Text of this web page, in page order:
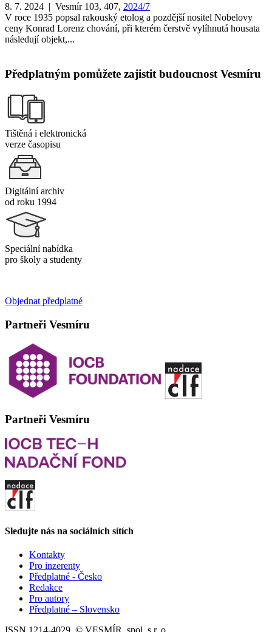
8. 7. 2024 | Vesmír 103, 407, 2024/7
V roce 1935 popsal rakouský etolog a pozdější nositel Nobelovy
ceny Konrad Lorenz chování, při kterém čerstvě vylíhnutá housata
následují objekt,...
Předplatným pomůžete zajistit budoucnost Vesmíru
Tištěná i elektronická
verze časopisu
Digitální archiv
od roku 1994
Speciální nabídka
pro školy a studenty
Objednat předplatné
Partneři Vesmíru
Partneři Vesmíru
Sledujte nás na sociálních sítích
Kontakty
Pro inzerenty
Předplatné - Česko
Redakce
Pro autory
Předplatné – Slovensko